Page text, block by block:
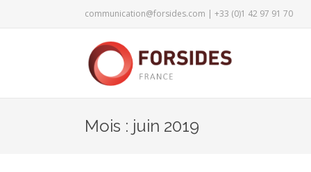
communication@forsides.com | +33 (0)1 42 97 91 70
Mois : juin 2019